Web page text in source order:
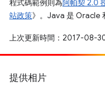
程式碼範例則為阿帕契 2.0
站政策》。Java 是 Oracle
上次更新時間：2017-08-30
提供相片